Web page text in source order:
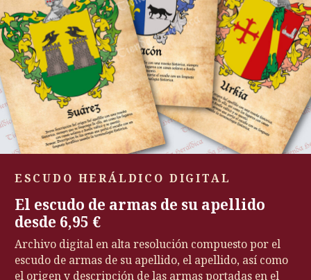
ESCUDO HERÁLDICO DIGITAL
El escudo de armas de su apellido
desde 6,95 €
Archivo digital en alta resolución compuesto por el
escudo de armas de su apellido, el apellido, así como
el origen y descripción de las armas portadas en el